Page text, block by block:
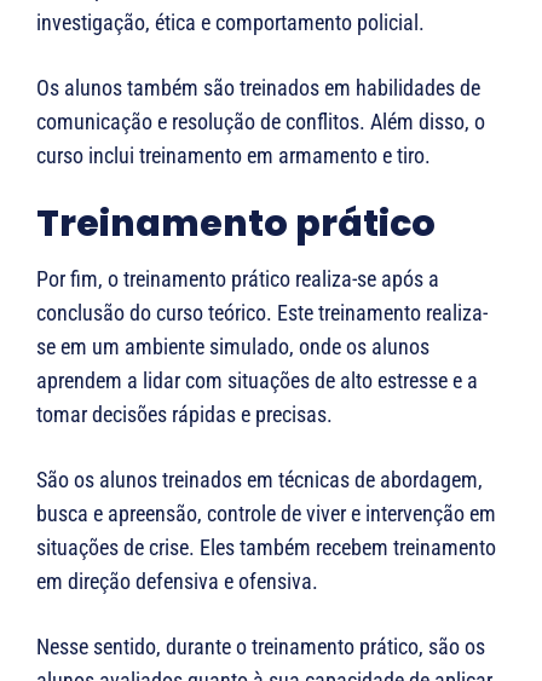
investigação, ética e comportamento policial.
Os alunos também são treinados em habilidades de
comunicação e resolução de conflitos. Além disso, o
curso inclui treinamento em armamento e tiro.
Treinamento prático
Por fim, o treinamento prático realiza-se após a
conclusão do curso teórico. Este treinamento realiza-
se em um ambiente simulado, onde os alunos
aprendem a lidar com situações de alto estresse e a
tomar decisões rápidas e precisas.
São os alunos treinados em técnicas de abordagem,
busca e apreensão, controle de viver e intervenção em
situações de crise. Eles também recebem treinamento
em direção defensiva e ofensiva.
Nesse sentido, durante o treinamento prático, são os